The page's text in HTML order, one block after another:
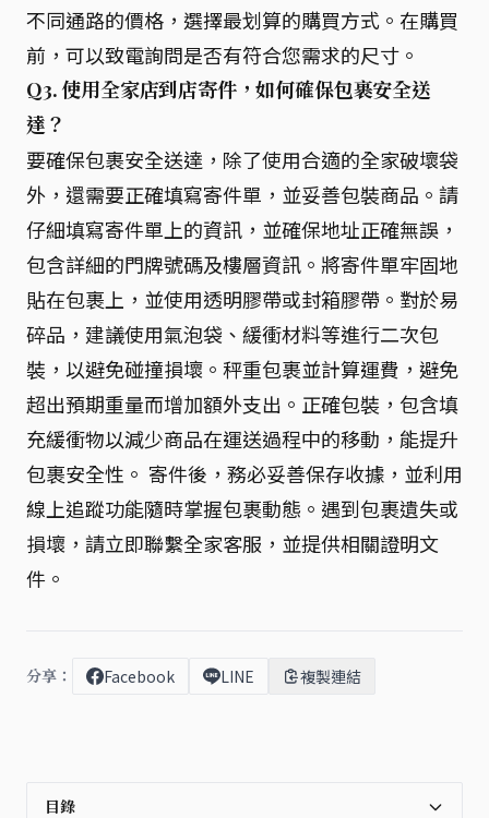
不同通路的價格，選擇最划算的購買方式。在購買
前，可以致電詢問是否有符合您需求的尺寸。
Q3. 使用全家店到店寄件，如何確保包裹安全送
達？
要確保包裹安全送達，除了使用合適的全家破壞袋
外，還需要正確填寫寄件單，並妥善包裝商品。請
仔細填寫寄件單上的資訊，並確保地址正確無誤，
包含詳細的門牌號碼及樓層資訊。將寄件單牢固地
貼在包裹上，並使用透明膠帶或封箱膠帶。對於易
碎品，建議使用氣泡袋、緩衝材料等進行二次包
裝，以避免碰撞損壞。秤重包裹並計算運費，避免
超出預期重量而增加額外支出。正確包裝，包含填
充緩衝物以減少商品在運送過程中的移動，能提升
包裹安全性。 寄件後，務必妥善保存收據，並利用
線上追蹤功能隨時掌握包裹動態。遇到包裹遺失或
損壞，請立即聯繫全家客服，並提供相關證明文
件。
分享： Facebook LINE 複製連結
目錄